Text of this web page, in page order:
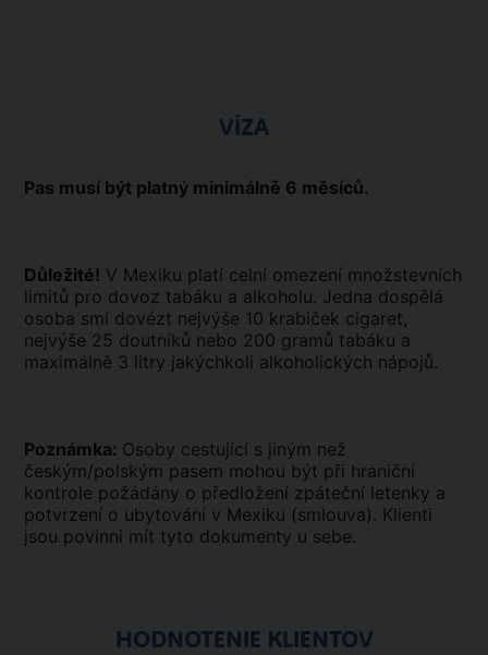
VÍZA
Pas musí být platný minimálně 6 měsíců.
Důležité! V Mexiku platí celní omezení množstevních
limitů pro dovoz tabáku a alkoholu. Jedna dospělá
osoba smí dovézt nejvýše 10 krabiček cigaret,
nejvýše 25 doutníků nebo 200 gramů tabáku a
maximálně 3 litry jakýchkoli alkoholických nápojů.
Poznámka: Osoby cestující s jiným než
českým/polským pasem mohou být při hraniční
kontrole požádány o předložení zpáteční letenky a
potvrzení o ubytování v Mexiku (smlouva). Klienti
jsou povinni mít tyto dokumenty u sebe.
HODNOTENIE KLIENTOV